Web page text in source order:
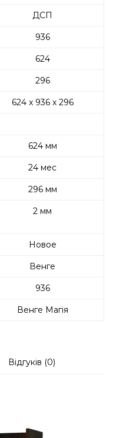
ДСП
936
624
296
624 x 936 x 296
624 мм
24 мес
296 мм
2 мм
Новое
Венге
936
Венге Магія
Відгуків (0)